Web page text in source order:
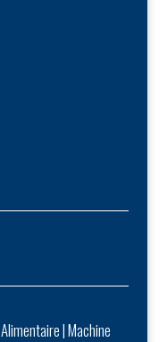
Alimentaire|Machine